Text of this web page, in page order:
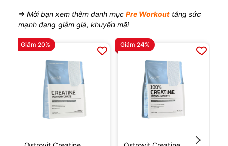
⇒ Mời bạn xem thêm danh mục Pre Workouttăng sức
mạnh đang giảm giá, khuyến mãi
Giảm 20% Giảm 24%